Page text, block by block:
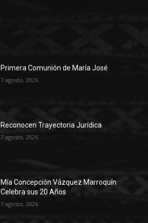
Primera Comunión de María José
7 agosto, 2026
Reconocen Trayectoria Jurídica
7 agosto, 2026
Mía Concepción Vázquez Marroquín
Celebra sus 20 Años
7 agosto, 2026